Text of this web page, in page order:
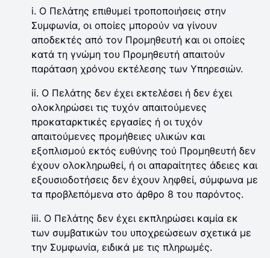
i. Ο Πελάτης επιθυμεί τροποποιήσεις στην
Συμφωνία, οι οποίες μπορούν να γίνουν
αποδεκτές από τον Προμηθευτή και οι οποίες
κατά τη γνώμη του Προμηθευτή απαιτούν
παράταση χρόνου εκτέλεσης των Υπηρεσιών.
ii. Ο Πελάτης δεν έχει εκτελέσει ή δεν έχει
ολοκληρώσει τις τυχόν απαιτούμενες
προκαταρκτικές εργασίες ή οι τυχόν
απαιτούμενες προμήθειες υλικών και
εξοπλισμού εκτός ευθύνης τού Προμηθευτή δεν
έχουν ολοκληρωθεί, ή οι απαραίτητες άδειες και
εξουσιοδοτήσεις δεν έχουν ληφθεί, σύμφωνα με
τα προβλεπόμενα στο άρθρο 8 του παρόντος.
iii. Ο Πελάτης δεν έχει εκπληρώσει καμία εκ
των συμβατικών του υποχρεώσεων σχετικά με
την Συμφωνία, ειδικά με τις πληρωμές.